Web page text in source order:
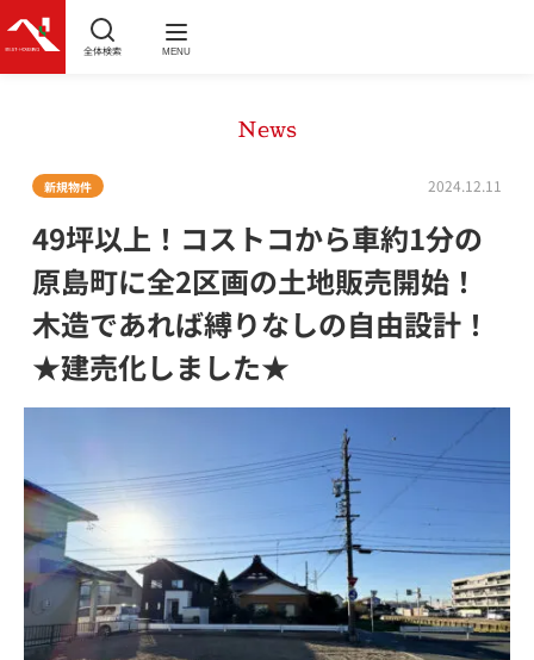
全体検索 MENU
News
新規物件 2024.12.11
49坪以上！コストコから車約1分の
原島町に全2区画の土地販売開始！
木造であれば縛りなしの自由設計！
★建売化しました★